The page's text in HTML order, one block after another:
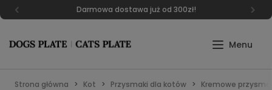
Darmowa dostawa już od 300zł!
Strona główna Kot Przysmaki dla kotów Kremowe